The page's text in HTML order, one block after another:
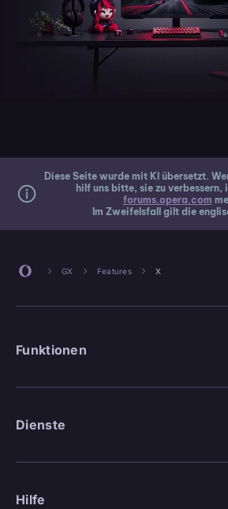
Diese Seite wurde mit KI übersetzt.
hilf uns bitte, sie zu verbessern,
forums.opera.com
Im Zweifelsfall gilt die
GX Features X
Funktionen
Dienste
Hilfe